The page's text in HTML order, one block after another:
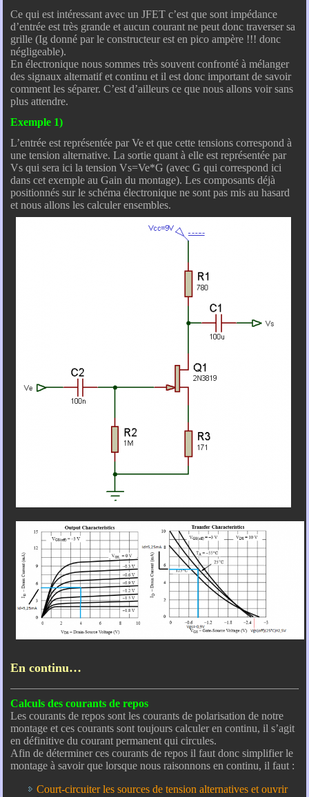
Ce qui est intéressant avec un JFET c’est que sont impédance
d’entrée est très grande et aucun courant ne peut donc traverser sa
grille (Ig donné par le constructeur est en pico ampère !!! donc
négligeable).
En électronique nous sommes très souvent confronté à mélanger
des signaux alternatif et continu et il est donc important de savoir
comment les séparer. C’est d’ailleurs ce que nous allons voir sans
plus attendre.
Exemple 1)
L’entrée est représentée par Ve et que cette tensions correspond à
une tension alternative. La sortie quant à elle est représentée par
Vs qui sera ici la tension Vs=Ve*G (avec G qui correspond ici
dans cet exemple au Gain du montage). Les composants déjà
positionnés sur le schéma électronique ne sont pas mis au hasard
et nous allons les calculer ensembles.
En continu…
Calculs des courants de repos
Les courants de repos sont les courants de polarisation de notre
montage et ces courants sont toujours calculer en continu, il s’agit
en définitive du courant permanent qui circules.
Afin de déterminer ces courants de repos il faut donc simplifier le
montage à savoir que lorsque nous raisonnons en continu, il faut :
Court-circuiter les sources de tension alternatives et ouvrir